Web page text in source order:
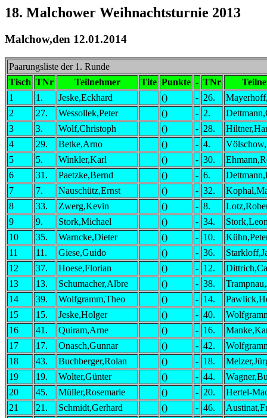
18. Malchower Weihnachtsturnie 2013
Malchow,den 12.01.2014
Paarungsliste der 1. Runde
Tisch TNr Teilnehmer Tite Punkte - TNr
1
1. Jeske,Eckhard () - 26.
2
27. Wessollek,Peter () - 2.
3
3. Wolf,Christoph () - 28.
4
29. Betke,Arno () - 4.
5
5. Winkler,Karl () - 30.
6
31. Paetzke,Bernd () - 6.
7
7. Nauschütz,Ernst () - 32.
8
33. Zwerg,Kevin () - 8.
9
9. Stork,Michael () - 34.
10
35. Warncke,Dieter () - 10.
11
11. Giese,Guido () - 36.
12
37. Hoese,Florian () - 12.
13
13. Schumacher,Albre () - 38.
14
39. Wolfgramm,Theo () - 14.
15
15. Jeske,Holger () - 40.
16
41. Quiram,Arne () - 16.
17
17. Onasch,Gunnar () - 42.
18
43. Buchberger,Rolan () - 18.
19
19. Wolter,Günter () - 44.
20
45. Müller,Rosemarie () - 20.
Hertel-
21
21. Schmidt,Gerhard () - 46.